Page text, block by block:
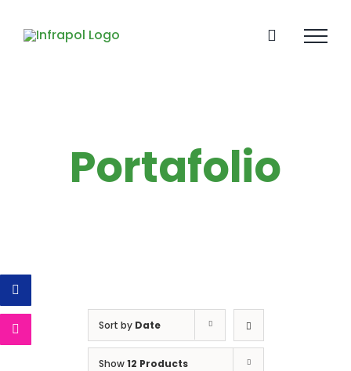
Portafolio
Sort by Date
Show12 Products